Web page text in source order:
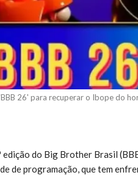
26' para recuperar o Ibope do
do Big Brother Brasil
de programação, que tem